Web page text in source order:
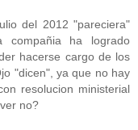
del 2012 "pareciera"
ha logrado
hacerse cargo de los
"dicen", ya que no hay
resolucion ministerial
no?